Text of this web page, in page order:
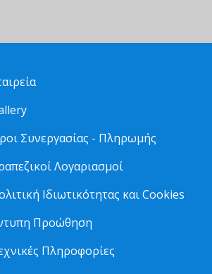
Συνεργασίας - Πληρωμής
Λογαριασμοί
Ιδιωτικότητας και Cookies
Προώθηση
Πληροφορίες